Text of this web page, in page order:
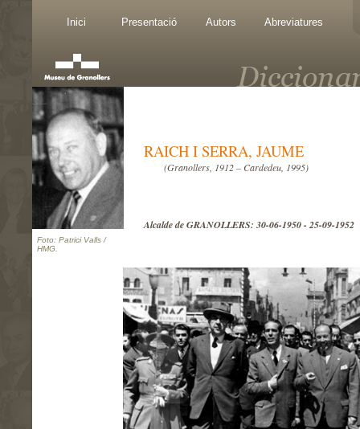
Inici Presentació Autors Abreviatures
RAICH I SERRA, JAUME
(Granollers, 1912 – Cardedeu, 1995)
Alcalde de GRANOLLERS: 30-06-1950 - 25-09-1952
Foto: Patrici Valls /
HMG.